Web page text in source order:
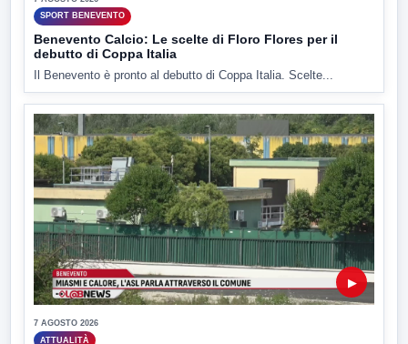
SPORT BENEVENTO
Benevento Calcio: Le scelte di Floro Flores per il
debutto di Coppa Italia
Il Benevento è pronto al debutto di Coppa Italia. Scelte...
▶
7 AGOSTO 2026
ATTUALITÀ